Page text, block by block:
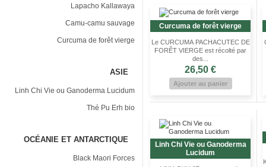
Lapacho Kallawaya
Camu-camu sauvage
Curcuma de forêt vierge
ASIE
Linh Chi Vie ou Ganoderma Lucidum
Thé Pu Erh bio
OCÉANIE ET ANTARCTIQUE
Black Maori Forces
Curcuma de forêt vierge
Le CURCUMA PACHACUTEC DE
FORÊT VIERGE est récolté par
des...
26,50 €
Ajouter au panier
Linh Chi Vie ou Ganoderma
Lucidum